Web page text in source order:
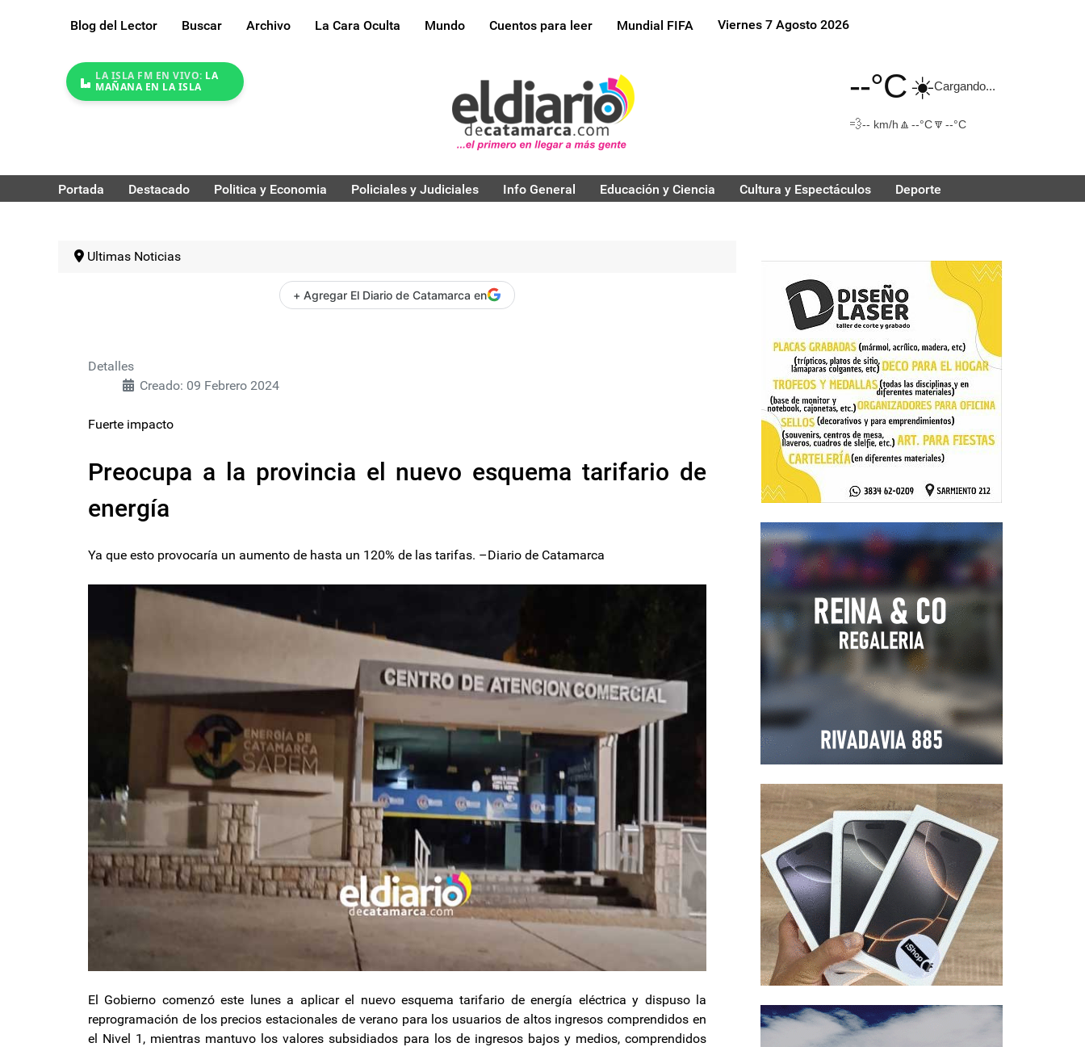
Blog del Lector Buscar Archivo La Cara Oculta Mundo Cuentos para leer Mundial FIFA Viernes 7 Agosto 2026
LA ISLA FM EN VIVO: LA
MAÑANA EN LA ISLA
--°C☀️Cargando...
💨-- km/h 🔼 --°C🔽 --°C
Portada Destacado Politica y Economia Policiales y Judiciales Info General Educación y Ciencia Cultura y Espectáculos Deporte
Ultimas Noticias
+ Agregar El Diario de Catamarca en
Detalles
Creado: 09 Febrero 2024
Fuerte impacto
Preocupa a la provincia el nuevo esquema tarifario de
energía
Ya que esto provocaría un aumento de hasta un 120% de las tarifas. –Diario de Catamarca
El Gobierno comenzó este lunes a aplicar el nuevo esquema tarifario de energía eléctrica y dispuso la
reprogramación de los precios estacionales de verano para los usuarios de altos ingresos comprendidos en
el Nivel 1, mientras mantuvo los valores subsidiados para los de ingresos bajos y medios, comprendidos